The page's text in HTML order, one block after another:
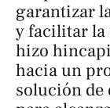
garantizar
y facilitar la
hizo
hacia un
solución de